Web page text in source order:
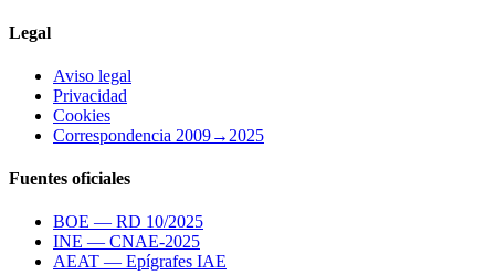
Legal
Aviso legal
Privacidad
Cookies
Correspondencia 2009→2025
Fuentes oficiales
BOE — RD 10/2025
INE — CNAE-2025
AEAT — Epígrafes IAE